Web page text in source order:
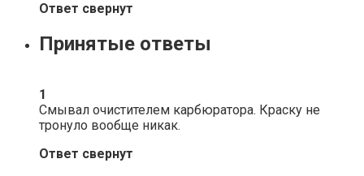
Ответ свернут
Принятые ответы
1
Смывал очистителем карбюратора. Краску не
тронуло вообще никак.
Ответ свернут